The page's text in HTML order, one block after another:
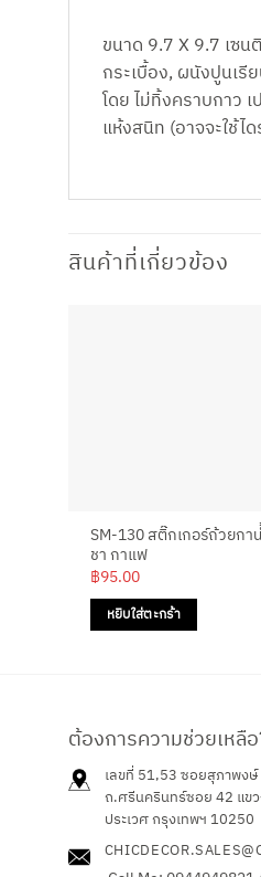
ขนาด 9.7 X 9.7 เซ
กระเบื้อง, ผนังปูนเรี
โดย ไม่ทิ้งคราบกาว
แห้งสนิท (อาจจะใช้ไ
สินค้าที่เกี่ยวข้อง
SM-130 สติ๊กเกอร์ถ้วยกา
ชา กาแฟ
฿95.00
หยิบใส่ตะกร้า
ต้องการความช่วยเหลื
เลขที่ 51,53 ซอยสุภาพง
ถ.ศรีนครินทร์ซอย 42 แข
ประเวศ กรุงเทพฯ 10250